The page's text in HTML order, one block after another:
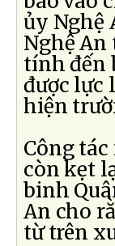
ủy Nghệ
Nghệ An
tính đến
được lực
hiện
Công
còn kẹt
binh
An cho
từ trên